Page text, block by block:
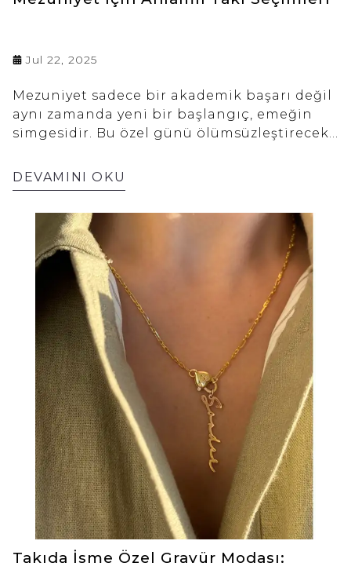
Jul 22, 2025
Mezuniyet sadece bir akademik başarı değil
aynı zamanda yeni bir başlangıç, emeğin
simgesidir. Bu özel günü ölümsüzleştirecek
anlamlı takılarınızı seçerek mutluluğunuzu
kalıcı kılın. Mezuniyet için takacağınız takı
mezuniyet gününü yeniden yaşatacak
benzersiz bir semboldür. Anlamlı ve bu özel
güne yakışan takıları seçerken sadece
estetiğe değil size özel detaylara da
odaklanın. Mezuniyet töreninize yakışan ve
yeni yolculuğunuzda size eşlik edecek olan
takı anlamlı bir hatıra olacak. Bu yazımızla
mezuniyet gününe yakışacak zarif ve
unutulmaz takıları keşfet!
DEVAMINI OKU
Takıda İsme Özel Gravür Modası: